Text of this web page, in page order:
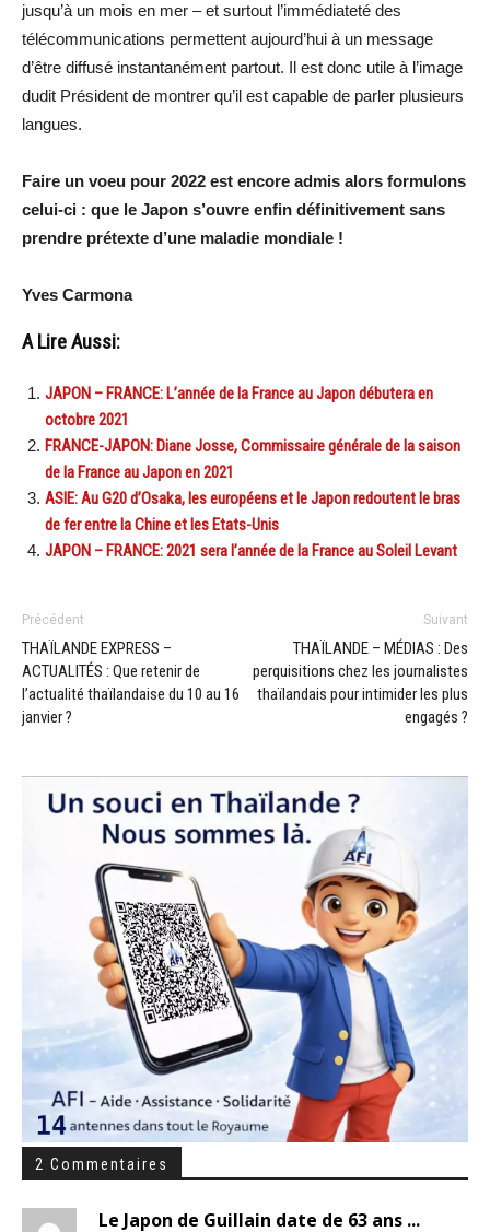
jusqu’à un mois en mer – et surtout l’immédiateté des
télécommunications permettent aujourd’hui à un message
d’être diffusé instantanément partout. Il est donc utile à l’image
dudit Président de montrer qu’il est capable de parler plusieurs
langues.
Faire un voeu pour 2022 est encore admis alors formulons
celui-ci : que le Japon s’ouvre enfin définitivement sans
prendre prétexte d’une maladie mondiale !
Yves Carmona
A Lire Aussi:
JAPON – FRANCE: L’année de la France au Japon débutera en
octobre 2021
FRANCE-JAPON: Diane Josse, Commissaire générale de la saison
de la France au Japon en 2021
ASIE: Au G20 d’Osaka, les européens et le Japon redoutent le bras
de fer entre la Chine et les Etats-Unis
JAPON – FRANCE: 2021 sera l’année de la France au Soleil Levant
Précédent
THAÏLANDE EXPRESS –
ACTUALITÉS : Que retenir de
l’actualité thaïlandaise du 10 au 16
janvier ?
Suivant
THAÏLANDE – MÉDIAS : Des
perquisitions chez les journalistes
thaïlandais pour intimider les plus
engagés ?
2 Commentaires
Le Japon de Guillain date de 63 ans ...